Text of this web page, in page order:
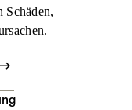
Schäden,